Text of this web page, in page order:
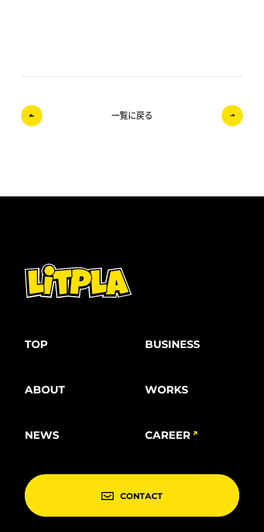
一覧に戻る
TOP BUSINESS
ABOUT WORKS
NEWS CAREER
CONTACT